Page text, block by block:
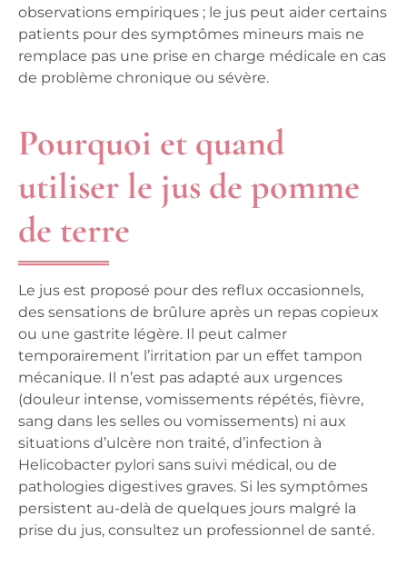
observations empiriques ; le jus peut aider certains
patients pour des symptômes mineurs mais ne
remplace pas une prise en charge médicale en cas
de problème chronique ou sévère.
Pourquoi et quand
utiliser le jus de pomme
de terre
Le jus est proposé pour des reflux occasionnels,
des sensations de brûlure après un repas copieux
ou une gastrite légère. Il peut calmer
temporairement l’irritation par un effet tampon
mécanique. Il n’est pas adapté aux urgences
(douleur intense, vomissements répétés, fièvre,
sang dans les selles ou vomissements) ni aux
situations d’ulcère non traité, d’infection à
Helicobacter pylori sans suivi médical, ou de
pathologies digestives graves. Si les symptômes
persistent au-delà de quelques jours malgré la
prise du jus, consultez un professionnel de santé.